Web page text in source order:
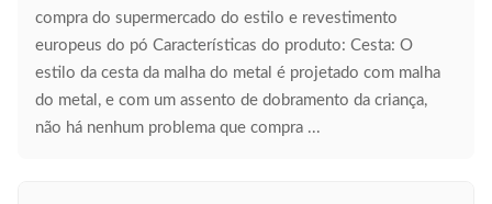
compra do supermercado do estilo e revestimento
europeus do pó Características do produto: Cesta: O
estilo da cesta da malha do metal é projetado com malha
do metal, e com um assento de dobramento da criança,
não há nenhum problema que compra ...